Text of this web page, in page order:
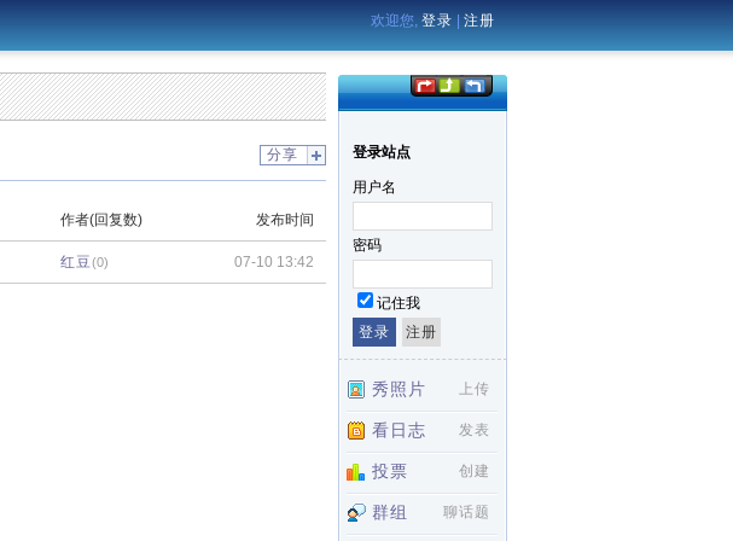
欢迎您, 登录 注册
分享
作者(回复数) 发布时间
红豆(0) 07-10 13:42
登录站点
用户名
密码
记住我
秀照片 上传
看日志 发表
投票 创建
群组 聊话题